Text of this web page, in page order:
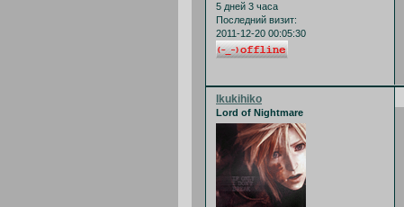
5 дней 3 часа
Последний визит:
2011-12-20 00:05:30
Ikukihiko
Lord of Nightmare